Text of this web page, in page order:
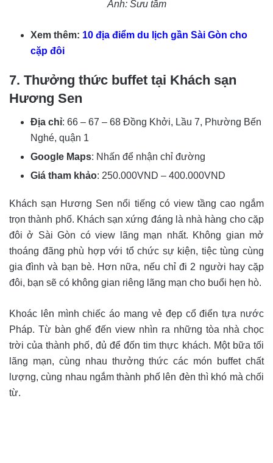
Ảnh: Sưu tầm
Xem thêm: 10 địa điểm du lịch gần Sài Gòn cho
cặp đôi
7. Thưởng thức buffet tại Khách sạn
Hương Sen
Địa chỉ: 66 – 67 – 68 Đồng Khởi, Lầu 7, Phường Bến
Nghé, quận 1
Google Maps: Nhấn để nhận chỉ đường
Giá tham khảo: 250.000VND – 400.000VND
Khách sạn Hương Sen nổi tiếng có view tầng cao ngắm
trọn thành phố. Khách sạn xứng đáng là nhà hàng cho cặp
đôi ở Sài Gòn có view lãng mạn nhất. Không gian mở
thoáng đãng phù hợp với tổ chức sự kiện, tiệc tùng cùng
gia đình và bạn bè. Hơn nữa, nếu chỉ đi 2 người hay cặp
đôi, bạn sẽ có không gian riêng lãng mạn cho buổi hẹn hò.
Khoác lên mình chiếc áo mang vẻ đẹp cổ điển tựa nước
Pháp. Từ bàn ghế đến view nhìn ra những tòa nhà chọc
trời của thành phố, đủ để đốn tim thực khách. Một bữa tối
lãng mạn, cùng nhau thưởng thức các món buffet chất
lượng, cùng nhau ngắm thành phố lên đèn thì khó mà chối
từ.